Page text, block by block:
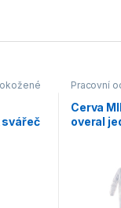
svářeč
Pracovní
Cerva
overal